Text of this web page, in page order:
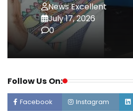
News Excellent
July 17, 2026
0
Follow Us On:
Facebook Instagram